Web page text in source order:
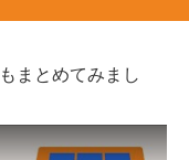
まとめてみまし